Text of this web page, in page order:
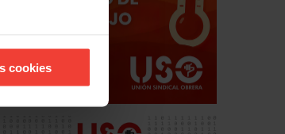
cookies